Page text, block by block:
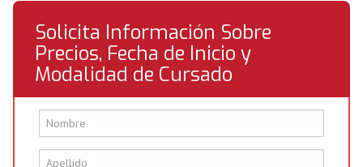
Solicita Información Sobre
Precios, Fecha de Inicio y
Modalidad de Cursado